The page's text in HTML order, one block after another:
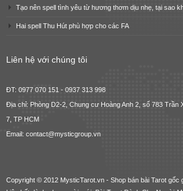
Tạo nên spell tình yêu từ hương thơm dịu nhẹ, tại sao
Hai spell Thu Hút phù hợp cho các FA
Liên hệ với chúng tôi
ĐT: 0977 070 151 - 0937 313 998
Địa chỉ: Phòng D2-2, Chung cư Hoàng Anh 2, số 783 Trần
7, TP HCM
Email: contact@mysticgroup.vn
Copyright © 2012 MysticTarot.vn - Shop bán bài Tarot gốc